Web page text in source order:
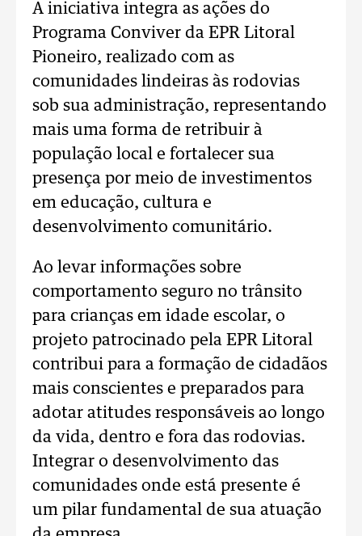
A iniciativa integra as ações do
Programa Conviver da EPR Litoral
Pioneiro, realizado com as
comunidades lindeiras às rodovias
sob sua administração, representando
mais uma forma de retribuir à
população local e fortalecer sua
presença por meio de investimentos
em educação, cultura e
desenvolvimento comunitário.
Ao levar informações sobre
comportamento seguro no trânsito
para crianças em idade escolar, o
projeto patrocinado pela EPR Litoral
contribui para a formação de cidadãos
mais conscientes e preparados para
adotar atitudes responsáveis ao longo
da vida, dentro e fora das rodovias.
Integrar o desenvolvimento das
comunidades onde está presente é
um pilar fundamental de sua atuação